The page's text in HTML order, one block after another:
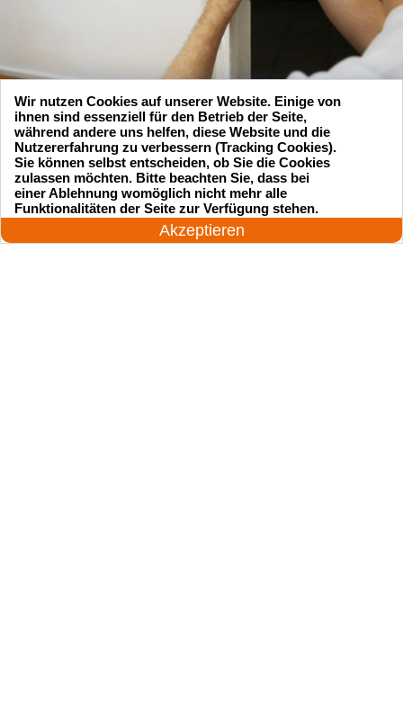
Suchen Sie einen Schlüsseldienst
zu einem vernünftigen Preis?
24 Stunden am Tag
Akzeptieren
Wir nutzen Cookies auf unserer Website. Einige von
ihnen sind essenziell für den Betrieb der Seite,
während andere uns helfen, diese Website und die
Nutzererfahrung zu verbessern (Tracking Cookies).
Sie können selbst entscheiden, ob Sie die Cookies
zulassen möchten. Bitte beachten Sie, dass bei
einer Ablehnung womöglich nicht mehr alle
Funktionalitäten der Seite zur Verfügung stehen.